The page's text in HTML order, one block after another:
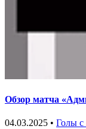
Обзор матча
04.03.2025 • Голы с